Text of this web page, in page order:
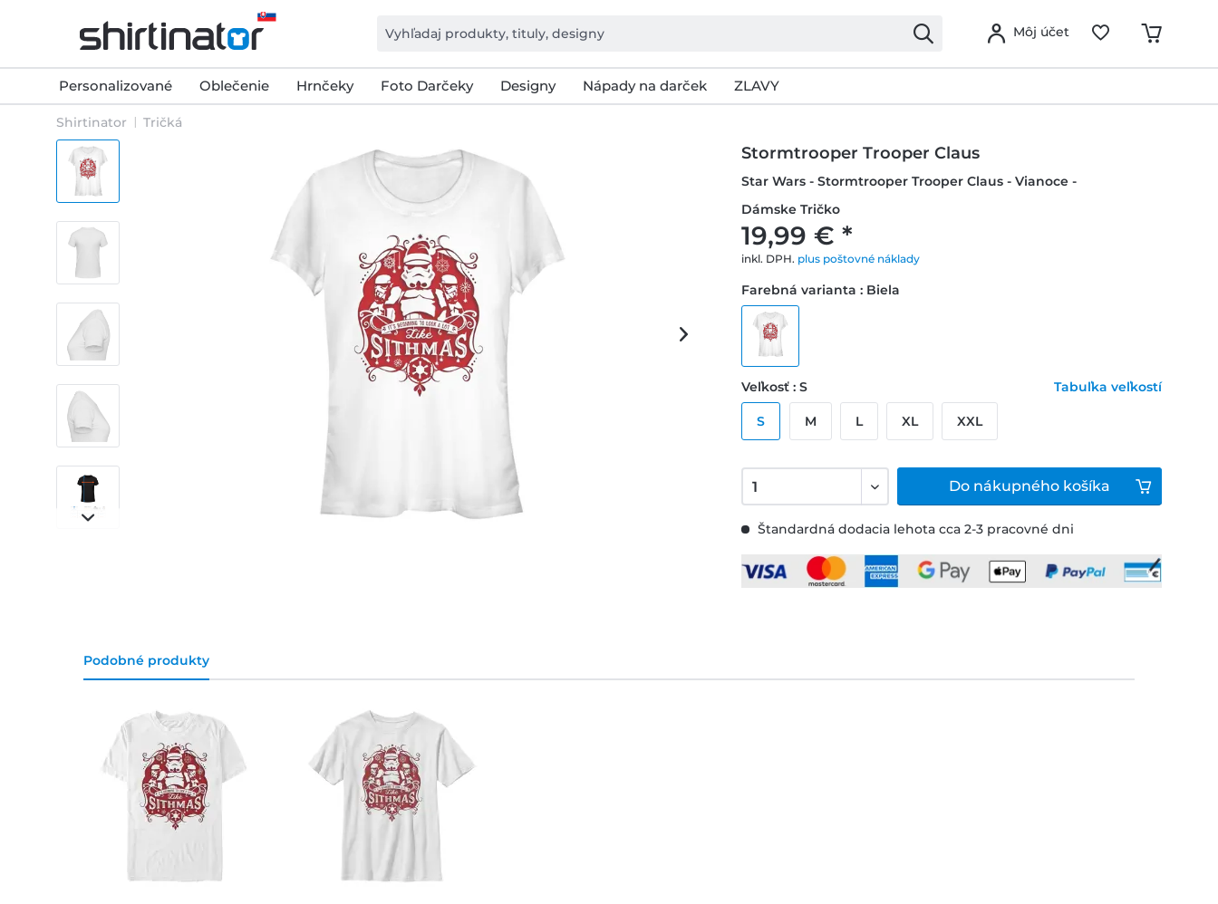
Môj účet
Personalizované Oblečenie Hrnčeky Foto Darčeky Designy Nápady na darček ZLAVY
Shirtinator Tričká
Stormtrooper Trooper Claus
Star Wars - Stormtrooper Trooper Claus - Vianoce -
Dámske Tričko
19,99 € *
inkl. DPH. plus poštovné náklady
Štandardná dodacia lehota cca 2-3 pracovné dni
Farebná varianta : Biela
Veľkosť : S Tabuľka veľkostí
S M L XL XXL
Do nákupného košíka
Podobné produkty